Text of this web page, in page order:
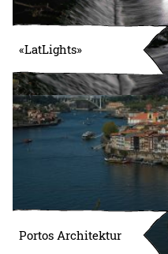
«LatLights»
Portos Architektur